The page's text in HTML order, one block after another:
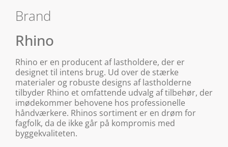
Brand
Rhino
Rhino er en producent af lastholdere, der er
designet til intens brug. Ud over de stærke
materialer og robuste designs af lastholderne
tilbyder Rhino et omfattende udvalg af tilbehør, der
imødekommer behovene hos professionelle
håndværkere. Rhinos sortiment er en drøm for
fagfolk, da de ikke går på kompromis med
byggekvaliteten.